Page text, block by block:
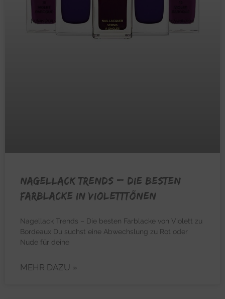
NAGELLACK TRENDS – Die besten
Farblacke in Violetttönen
Nagellack Trends – Die besten Farblacke von Violett zu
Bordeaux Du suchst eine Abwechslung zu Rot oder
Nude für deine
MEHR DAZU »